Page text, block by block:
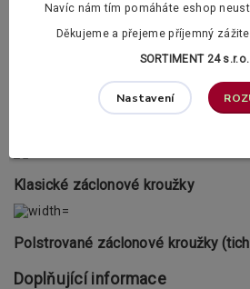
Příslušenství k upevnění garnýže
Nabízíme vám také dvou typu kroužků
můžete mezi klasickými a
V příslušenství si v případě potřeby
Klasické záclonové kroužky
Polstrované záclonové kroužky
Doplňující informace
Navíc nám tím pomáháte eshop
Děkujeme a přejeme příjemný
SORTIMENT 24 s.r.o.
Nastavení